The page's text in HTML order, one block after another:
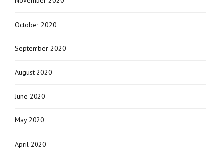
October 2020
September 2020
August 2020
June 2020
May 2020
April 2020